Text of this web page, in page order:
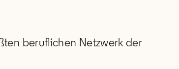
beruflichen Netzwerk der